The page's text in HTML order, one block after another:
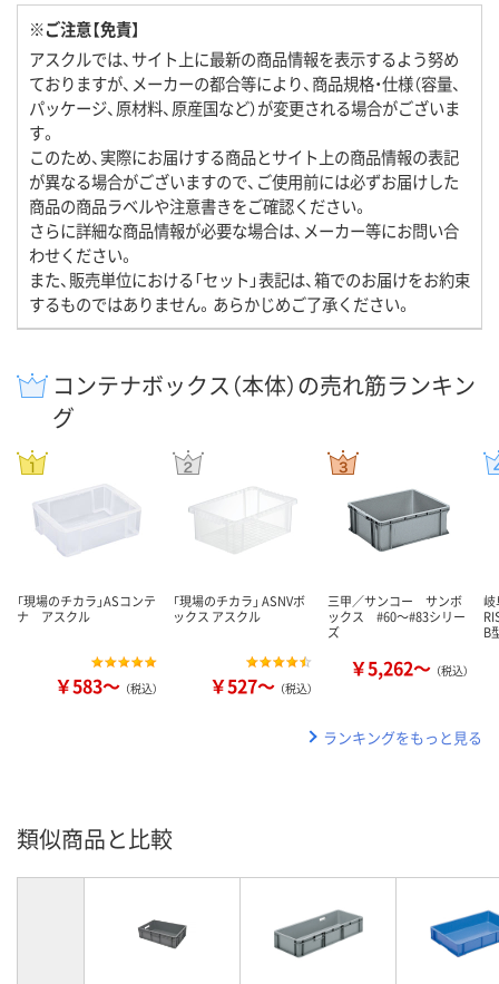
※ご注意【免責】
アスクルでは、サイト上に最新の商品情報を表示するよう努め
ておりますが、メーカーの都合等により、商品規格・仕様（容量、
パッケージ、原材料、原産国など）が変更される場合がございま
す。
このため、実際にお届けする商品とサイト上の商品情報の表記
が異なる場合がございますので、ご使用前には必ずお届けした
商品の商品ラベルや注意書きをご確認ください。
さらに詳細な商品情報が必要な場合は、メーカー等にお問い合
わせください。
また、販売単位における「セット」表記は、箱でのお届けをお約束
するものではありません。あらかじめご了承ください。
コンテナボックス（本体）の売れ筋ランキン
グ
「現場のチカラ」ASコンテ
ナ アスクル
￥583～ （税込）
「現場のチカラ」 ASNVボ
ックス アスクル
￥527～ （税込）
三甲／サンコー サンボ
ックス #60～#83シリー
ズ
￥5,262～ （税込）
岐
B
ランキングをもっと見る
類似商品と比較